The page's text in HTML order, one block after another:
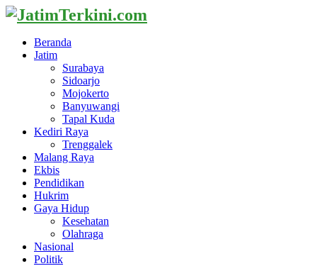
Beranda
Jatim
Surabaya
Sidoarjo
Mojokerto
Banyuwangi
Tapal Kuda
Kediri Raya
Trenggalek
Malang Raya
Ekbis
Pendidikan
Hukrim
Gaya Hidup
Kesehatan
Olahraga
Nasional
Politik